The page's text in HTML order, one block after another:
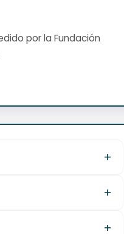
por la Fundación